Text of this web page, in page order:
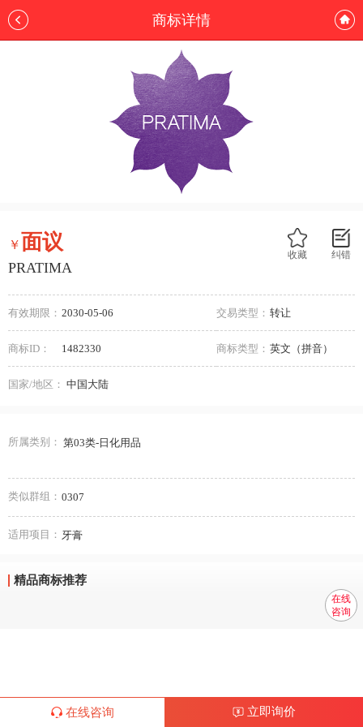
商标详情
纠错
收藏
￥面议
PRATIMA
有效期限： 2030-05-06 交易类型： 转让
商标ID： 1482330 商标类型： 英文（拼音）
国家/地区： 中国大陆
所属类别： 第03类-日化用品
类似群组： 0307
适用项目： 牙膏
精品商标推荐
在线咨询 立即询价
在线
咨询